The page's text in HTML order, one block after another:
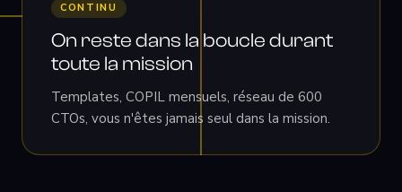
CONTINU
On reste dans la boucle durant
toute la mission
Templates, COPIL mensuels, réseau de 600
CTOs, vous n'êtes jamais seul dans la mission.